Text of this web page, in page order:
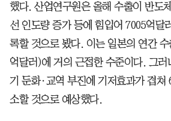
했다. 산업연구원은 올해 수출이 반도
선 인도량 증가 등에 힘입어 7005억달
록할 것으로 봤다. 이는 일본의 연간
억달러)에 거의 근접한 수준이다. 그러
기 둔화·교역 부진에 기저효과가 겹쳐
소할 것으로 예상했다.